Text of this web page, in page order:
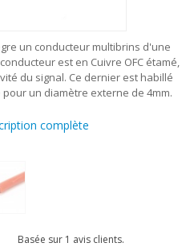
un conducteur multibrins d'une
est en Cuivre OFC étamé,
du signal. Ce dernier est habillé
un diamètre externe de 4mm.
complète
Basée sur 1 avis clients.